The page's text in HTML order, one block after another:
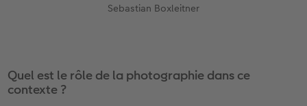
Sebastian Boxleitner
Quel est le rôle de la photographie dans ce
contexte ?